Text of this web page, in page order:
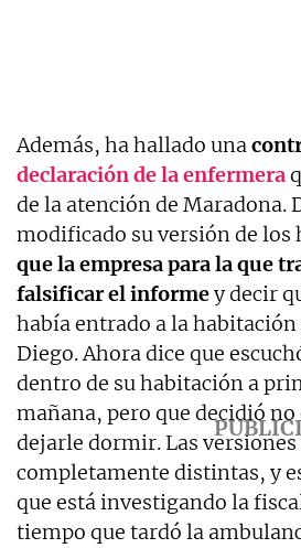
Además, ha hallado una
declaración de la enfermera
de la atención de Maradona.
modificado su versión de los
que la empresa para la que
falsificar el informey decir
había entrado a la habitación
Diego. Ahora dice que
dentro de su habitación a
mañana, pero que decidió
dejarle dormir. Las versiones
completamente distintas, y
que está investigando la
tiempo que tardó la